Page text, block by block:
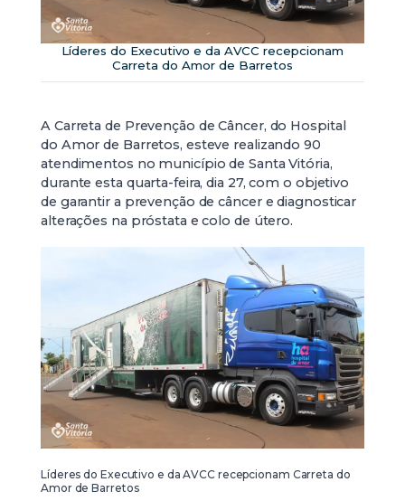
Líderes do Executivo e da AVCC recepcionam
Carreta do Amor de Barretos
A Carreta de Prevenção de Câncer, do Hospital
do Amor de Barretos, esteve realizando 90
atendimentos no município de Santa Vitória,
durante esta quarta-feira, dia 27, com o objetivo
de garantir a prevenção de câncer e diagnosticar
alterações na próstata e colo de útero.
Líderes do Executivo e da AVCC recepcionam Carreta do
Amor de Barretos